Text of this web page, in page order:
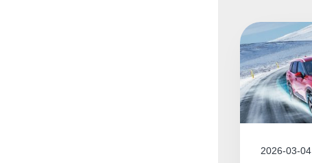
2026-03-04